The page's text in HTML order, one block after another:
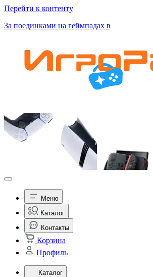
Перейти к контенту
За поединками на геймпадах в
Меню
Каталог
Контакты
Корзина
Профиль
Каталог